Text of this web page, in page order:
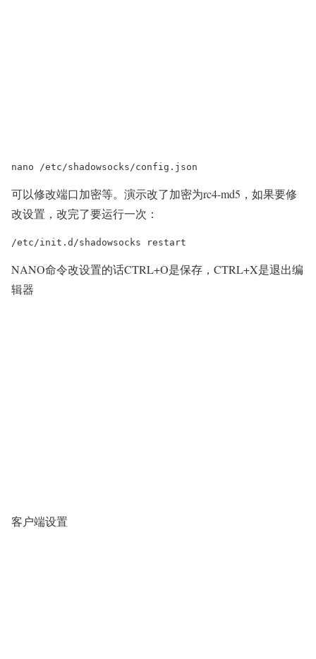
可以修改端口加密等。演示改了加密为rc4-md5，如果要修
改设置，改完了要运行一次：
NANO命令改设置的话CTRL+O是保存，CTRL+X是退出编
辑器
客户端设置